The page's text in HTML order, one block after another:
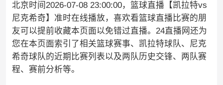
北京时间2026-07-08 23:00:00，篮球直播【凯拉特vs
尼克希奇】准时在线播放，喜欢看篮球直播比赛的朋
友可以提前收藏本页面以免错过直播。24直播网还为
您在本页面索引了相关篮球赛事、凯拉特球队、尼克
希奇球队的近期比赛列表以及两队历史交锋、两队赛
程、赛前分析等。